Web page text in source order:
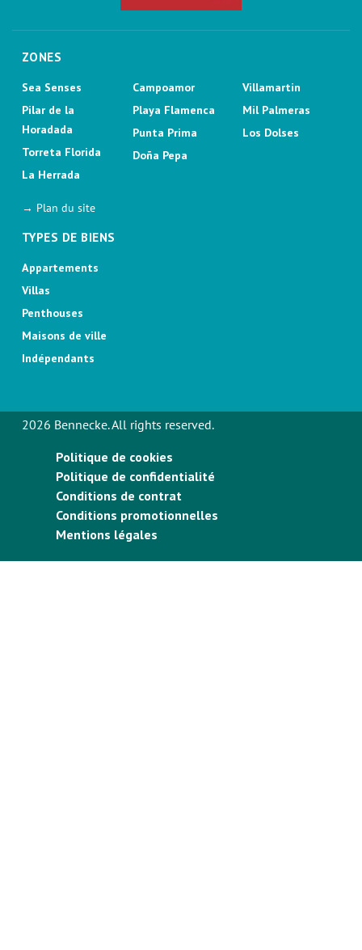
ZONES
Sea Senses
Pilar de la
Horadada
Torreta Florida
La Herrada
Campoamor
Playa Flamenca
Punta Prima
Doña Pepa
Villamartin
Mil Palmeras
Los Dolses
→ Plan du site
TYPES DE BIENS
Appartements
Villas
Penthouses
Maisons de ville
Indépendants
2026 Bennecke. All rights reserved.
Politique de cookies
Politique de confidentialité
Conditions de contrat
Conditions promotionnelles
Mentions légales